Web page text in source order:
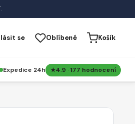
se Oblíbené Košík
Expedice 24h 4.9 · 177 hodnocení